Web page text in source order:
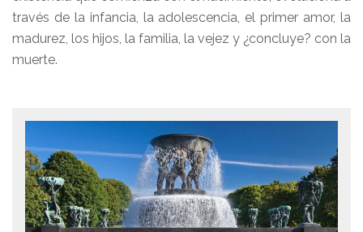
través de la infancia, la adolescencia, el primer amor, la
madurez, los hijos, la familia, la vejez y ¿concluye? con la
muerte.